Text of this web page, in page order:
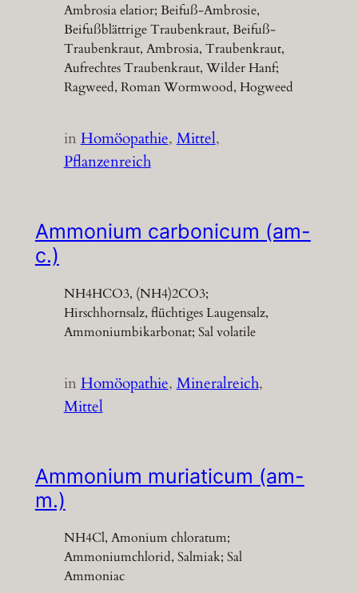
Ambrosia elatior; Beifuß-Ambrosie,
Beifußblättrige Traubenkraut, Beifuß-
Traubenkraut, Ambrosia, Traubenkraut,
Aufrechtes Traubenkraut, Wilder Hanf;
Ragweed, Roman Wormwood, Hogweed
inHomöopathie, Mittel
Pflanzenreich
Ammonium carbonicum (am-
c.)
NH4HCO3, (NH4)2CO3;
Hirschhornsalz, flüchtiges Laugensalz,
Ammoniumbikarbonat; Sal volatile
inHomöopathie, Mineralreich
Mittel
Ammonium muriaticum (am-
m.)
NH4Cl, Amonium chloratum;
Ammoniumchlorid, Salmiak; Sal
Ammoniac